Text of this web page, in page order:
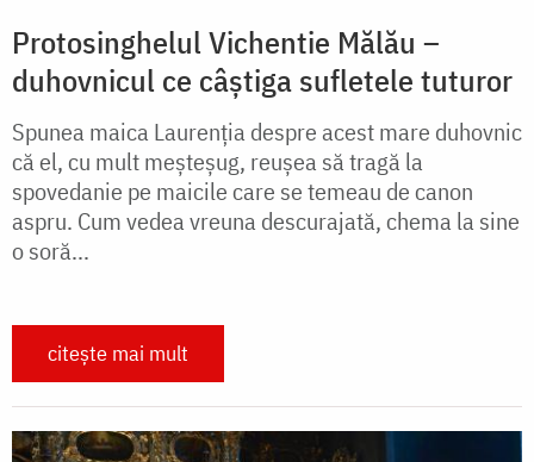
Protosinghelul Vichentie Mălău –
duhovnicul ce câștiga sufletele tuturor
Spunea maica Laurenţia despre acest mare duhovnic
că el, cu mult meşteşug, reuşea să tragă la
spovedanie pe maicile care se temeau de canon
aspru. Cum vedea vreuna descurajată, chema la sine
o soră...
citește mai mult